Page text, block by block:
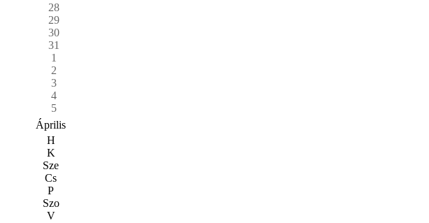
28
29
30
31
1
2
3
4
5
Április
H
K
Sze
Cs
P
Szo
V